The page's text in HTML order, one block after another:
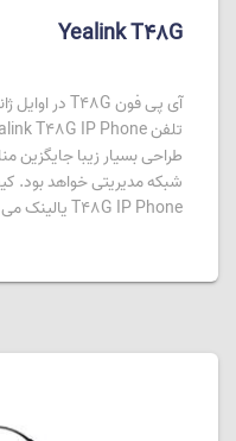
Yealink T48G
طراحی بسیار زیبا
T48G IP Phone یالینک می تواند